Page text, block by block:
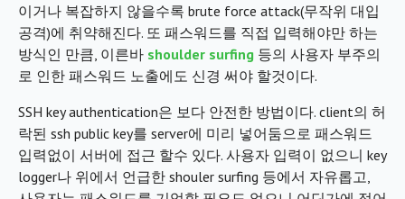
이거나 복잡하지 않을수록 brute force attack(무작위 대입
공격)에 취약해진다. 또 패스워드를 직접 입력해야만 하는
방식인 만큼, 이른바 shoulder surfing 등의 사용자 부주의
로 인한 패스워드 노출에도 신경 써야 할것이다.
SSH key authentication은 보다 안전한 방법이다. client의 허
락된 ssh public key를 server에 미리 넣어둠으로 패스워드
입력없이 서버에 접근 할수 있다. 사용자 입력이 없으니 key
logger나 위에서 언급한 shouler surfing 등에서 자유롭고,